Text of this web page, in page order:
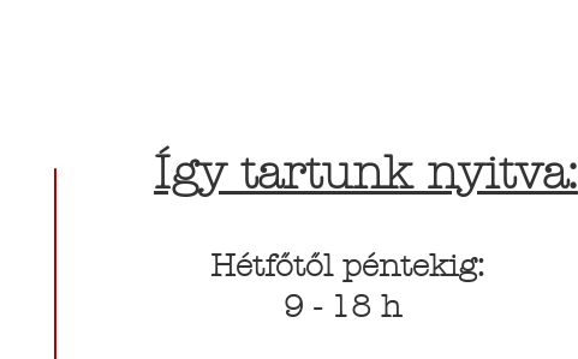
Így tartunk nyitva:
Hétfőtől péntekig:
9 - 18 h